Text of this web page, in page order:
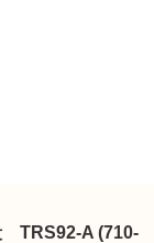
TRS92-A (710-